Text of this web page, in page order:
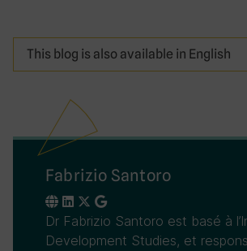
This blog is also available in English
Fabrizio Santoro
Dr Fabrizio Santoro est basé à
Development Studies, et